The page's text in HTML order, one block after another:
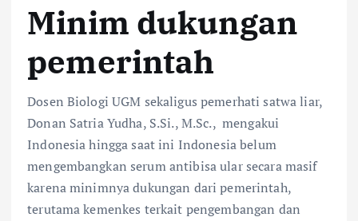
Minim dukungan
pemerintah
Dosen Biologi UGM sekaligus pemerhati satwa liar,
Donan Satria Yudha, S.Si., M.Sc., mengakui
Indonesia hingga saat ini Indonesia belum
mengembangkan serum antibisa ular secara masif
karena minimnya dukungan dari pemerintah,
terutama kemenkes terkait pengembangan dan